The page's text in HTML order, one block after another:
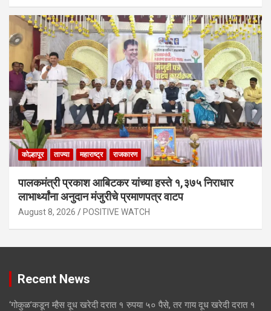
कोल्हापूर ताज्या महाराष्ट्र राजकारण
पालकमंत्री प्रकाश आबिटकर यांच्या हस्ते १,३७५ निराधार
लाभार्थ्यांना अनुदान मंजुरीचे प्रमाणपत्र वाटप
August 8, 2026 POSITIVE WATCH
Recent News
‘गोकुळ’कडून म्हैस दूध खरेदी दरात १ रुपया ५० पैसे, तर गाय दूध खरेदी दरात १